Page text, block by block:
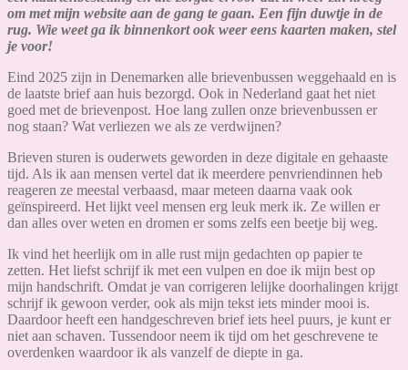
om met mijn website aan de gang te gaan. Een fijn duwtje in de
rug. Wie weet ga ik binnenkort ook weer eens kaarten maken, stel
je voor!
Eind 2025 zijn in Denemarken alle brievenbussen weggehaald en is
de laatste brief aan huis bezorgd. Ook in Nederland gaat het niet
goed met de brievenpost. Hoe lang zullen onze brievenbussen er
nog staan? Wat verliezen we als ze verdwijnen?
Brieven sturen is ouderwets geworden in deze digitale en gehaaste
tijd. Als ik aan mensen vertel dat ik meerdere penvriendinnen heb
reageren ze meestal verbaasd, maar meteen daarna vaak ook
geïnspireerd. Het lijkt veel mensen erg leuk merk ik. Ze willen er
dan alles over weten en dromen er soms zelfs een beetje bij weg.
Ik vind het heerlijk om in alle rust mijn gedachten op papier te
zetten. Het liefst schrijf ik met een vulpen en doe ik mijn best op
mijn handschrift. Omdat je van corrigeren lelijke doorhalingen krijgt
schrijf ik gewoon verder, ook als mijn tekst iets minder mooi is.
Daardoor heeft een handgeschreven brief iets heel puurs, je kunt er
niet aan schaven. Tussendoor neem ik tijd om het geschrevene te
overdenken waardoor ik als vanzelf de diepte in ga.